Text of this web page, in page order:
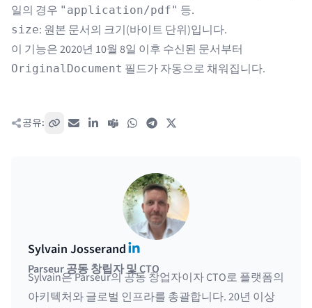
일의 경우 "application/pdf" 등.
size: 원본 문서의 크기(바이트 단위)입니다.
이 기능은 2020년 10월 8일 이후 수신된 문서부터
OriginalDocument 필드가 자동으로 채워집니다.
공유: 링크 복사이메일LinkedIn
Teams WhatsAppTelegram
Sylvain JosserandLinkedIn
Parseur 공동 창립자 및 CTO
Sylvain은 Parseur의 공동 창업자이자 CTO로 플랫폼의
아키텍처와 글로벌 인프라를 총괄합니다. 20년 이상